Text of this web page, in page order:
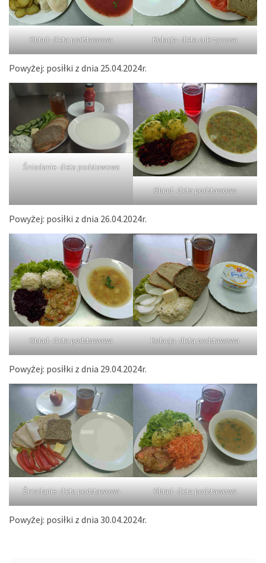
Obiad- dieta podstawowa Kolacja- dieta cukrzycowa
Powyżej: posiłki z dnia 25.04.2024r.
Śniadanie- dieta podstawowa
Obiad- dieta podstawowa
Powyżej: posiłki z dnia 26.04.2024r.
Obiad- dieta podstawowa Kolacja- dieta podstawowa
Powyżej: posiłki z dnia 29.04.2024r.
Śniadanie- dieta podstawowa Obiad- dieta podstawowa
Powyżej: posiłki z dnia 30.04.2024r.